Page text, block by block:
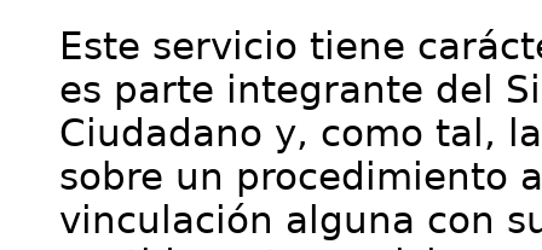
Este servicio tiene
es parte integrante del
Ciudadano y, como tal,
sobre un procedimiento
vinculación alguna con